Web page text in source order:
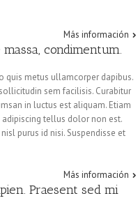
Más información
condimentum.
quis metus ullamcorper dapibus.
sem facilisis. Curabitur
in luctus est aliquam. Etiam
adipiscing tellus dolor non est.
purus id nisi. Suspendisse et
Más información
Praesent sed mi